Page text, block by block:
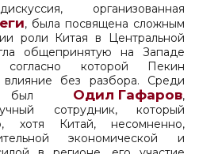
организованная
, была посвящена сложным
роли Китая в Центральной
общепринятую на Западе
которой Пекин
влияние без разбора. Среди
был Одил Гафаров,
сотрудник, который
хотя Китай, несомненно,
экономической и